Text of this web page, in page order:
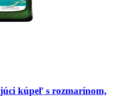
kúpeľ s rozmarínom,